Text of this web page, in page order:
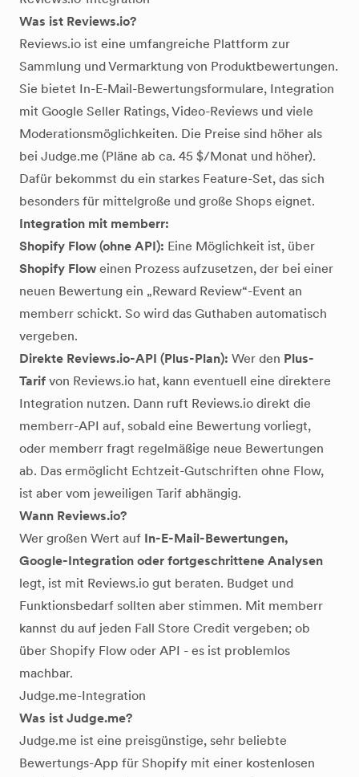
Was ist Reviews.io?
Reviews.io ist eine umfangreiche Plattform zur
Sammlung und Vermarktung von Produktbewertungen.
Sie bietet In-E-Mail-Bewertungsformulare, Integration
mit Google Seller Ratings, Video-Reviews und viele
Moderationsmöglichkeiten. Die Preise sind höher als
bei Judge.me (Pläne ab ca. 45 $/Monat und höher).
Dafür bekommst du ein starkes Feature-Set, das sich
besonders für mittelgroße und große Shops eignet.
Integration mit memberr:
Shopify Flow (ohne API): Eine Möglichkeit ist, über
Shopify Flow einen Prozess aufzusetzen, der bei einer
neuen Bewertung ein „Reward Review“-Event an
memberr schickt. So wird das Guthaben automatisch
vergeben.
Direkte Reviews.io-API (Plus-Plan): Wer den Plus-
Tarif von Reviews.io hat, kann eventuell eine direktere
Integration nutzen. Dann ruft Reviews.io direkt die
memberr-API auf, sobald eine Bewertung vorliegt,
oder memberr fragt regelmäßige neue Bewertungen
ab. Das ermöglicht Echtzeit-Gutschriften ohne Flow,
ist aber vom jeweiligen Tarif abhängig.
Wann Reviews.io?
Wer großen Wert auf In-E-Mail-Bewertungen,
Google-Integration oder fortgeschrittene Analysen
legt, ist mit Reviews.io gut beraten. Budget und
Funktionsbedarf sollten aber stimmen. Mit memberr
kannst du auf jeden Fall Store Credit vergeben; ob
über Shopify Flow oder API - es ist problemlos
machbar.
Judge.me-Integration
Was ist Judge.me?
Judge.me ist eine preisgünstige, sehr beliebte
Bewertungs-App für Shopify mit einer kostenlosen